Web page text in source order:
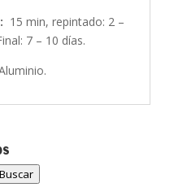
15 min, repintado: 2 –
7 – 10 días.
Buscar